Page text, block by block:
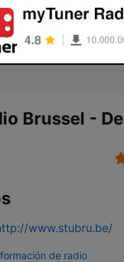
Brussel - De
www.stubru.be/
de radio